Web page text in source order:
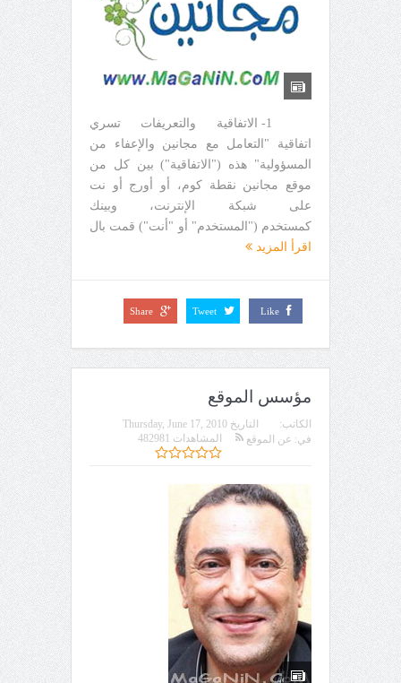
1- الاتفاقية والتعريفات تسري
اتفاقية "التعامل مع مجانين والإعفاء من
المسؤولية" هذه ("الاتفاقية") بين كل من
موقع مجانين نقطة كوم، أو أورج أو نت
على شبكة الإنترنت، وبينك
كمستخدم ("المستخدم" أو "أنت") قمت بال
اقرأ المزيد
Like
Tweet
Share
مؤسس الموقع
الكاتب: التاريخ Thursday, June 17, 2010
في: عن الموقع المشاهدات 482981